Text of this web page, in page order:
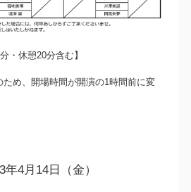
・休憩20分含む】
め、開場時間が開演の1時間前に変
年4月14日（金）